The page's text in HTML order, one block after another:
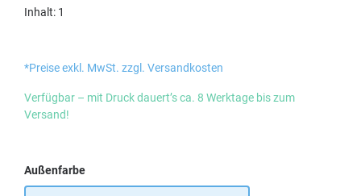
Inhalt: 1
*Preise exkl. MwSt. zzgl. Versandkosten
Verfügbar – mit Druck dauert’s ca. 8 Werktage bis zum
Versand!
Außenfarbeauswählen